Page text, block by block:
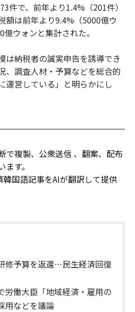
件で、前年より1.4%（201件）
額は前年より9.4%（5000億ウ
ウォンと集計された。
は納税者の誠実申告を誘導でき
、調査人材・予算などを総合的
運営している」と明らかにし
で複製、公衆送信 、翻案、配布
す。
国語記事をAIが翻訳して提供
修予算を返還…民生経済回復
労働大臣「地域経済・雇用の
用などを議論